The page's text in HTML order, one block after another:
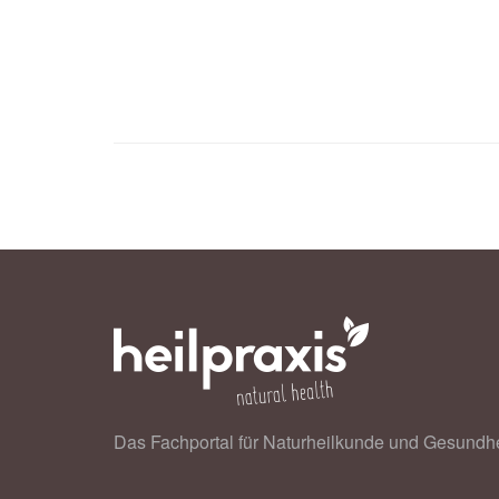
Das Fachportal für Naturheilkunde und